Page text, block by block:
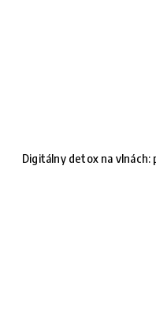
Digitálny detox na vlnách: